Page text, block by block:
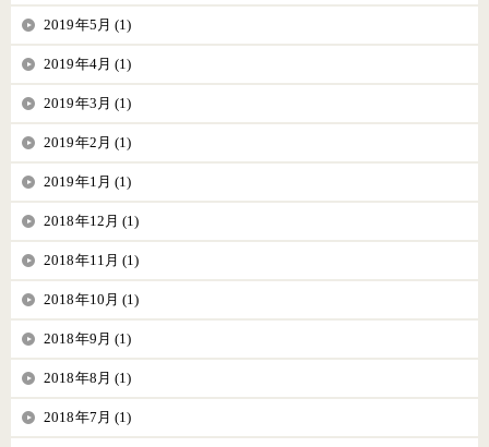
2019年5月 (1)
2019年4月 (1)
2019年3月 (1)
2019年2月 (1)
2019年1月 (1)
2018年12月 (1)
2018年11月 (1)
2018年10月 (1)
2018年9月 (1)
2018年8月 (1)
2018年7月 (1)